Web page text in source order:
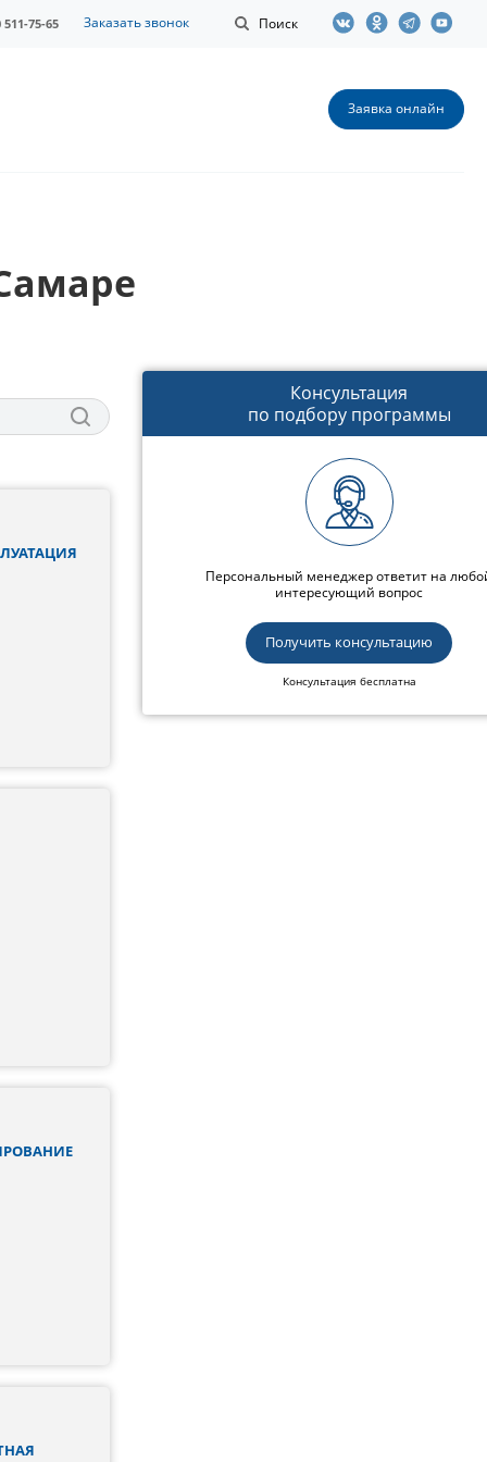
Поиск
511-75-65 Заказать звонок
Заявка онлайн
Консультация
по подбору программы
Персональный менеджер ответит на
интересующий вопрос
Получить консультацию
Консультация бесплатна